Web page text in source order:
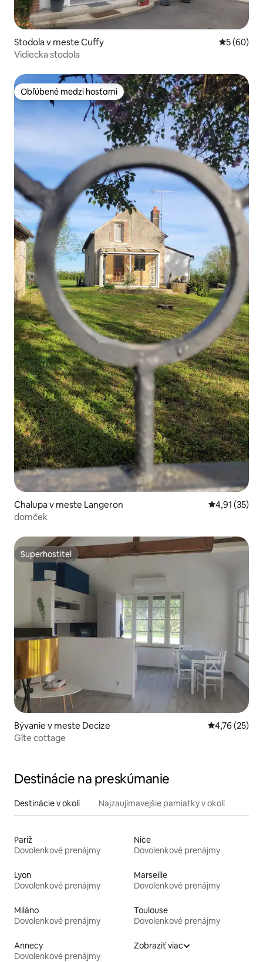
Stodola v meste Cuffy
5 (60)
Vidiecka stodola
Obľúbené medzi hosťami
Obľúbené medzi hosťami
Chalupa v meste Langeron Priemerné
4,91 (35)
domček
Superhostiteľ
Superhostiteľ
Bývanie v meste Decize Priemerné
4,76 (25)
Gîte cottage
Destinácie na preskúmanie
Destinácie v okolí Najzaujímavejšie pamiatky v okolí
Paríž
Dovolenkové prenájmy
Nice
Dovolenkové prenájmy
Lyon
Dovolenkové prenájmy
Marseille
Dovolenkové prenájmy
Miláno
Dovolenkové prenájmy
Toulouse
Dovolenkové prenájmy
Annecy
Dovolenkové prenájmy
Zobraziť viac